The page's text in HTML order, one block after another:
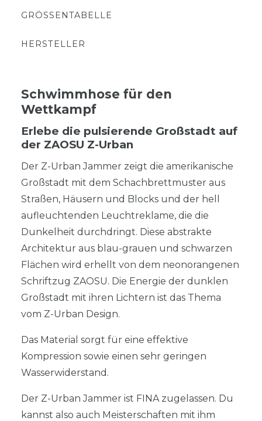
GRÖSSENTABELLE
HERSTELLER
Schwimmhose für den
Wettkampf
Erlebe die pulsierende Großstadt auf
der ZAOSU Z-Urban
Der Z-Urban Jammer zeigt die amerikanische
Großstadt mit dem Schachbrettmuster aus
Straßen, Häusern und Blocks und der hell
aufleuchtenden Leuchtreklame, die die
Dunkelheit durchdringt. Diese abstrakte
Architektur aus blau-grauen und schwarzen
Flächen wird erhellt von dem neonorangenen
Schriftzug ZAOSU. Die Energie der dunklen
Großstadt mit ihren Lichtern ist das Thema
vom Z-Urban Design.
Das Material sorgt für eine effektive
Kompression sowie einen sehr geringen
Wasserwiderstand.
Der Z-Urban Jammer ist FINA zugelassen. Du
kannst also auch Meisterschaften mit ihm